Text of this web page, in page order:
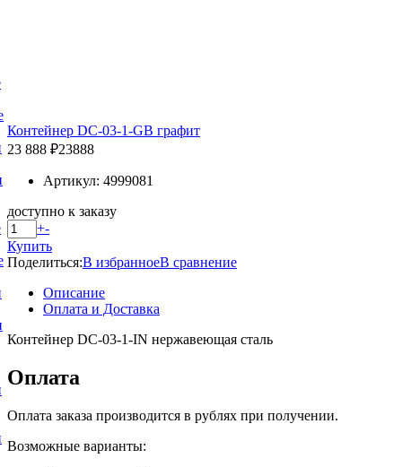
Контейнер DC-03-1-GB графит
23 888 ₽23888
Артикул: 4999081
доступно к заказу
+-
Купить
Поделиться:В избранноеВ сравнение
Описание
Оплата и Доставка
Контейнер DC-03-1-IN нержавеющая сталь
Оплата
Оплата заказа производится в рублях при получении.
Возможные варианты: